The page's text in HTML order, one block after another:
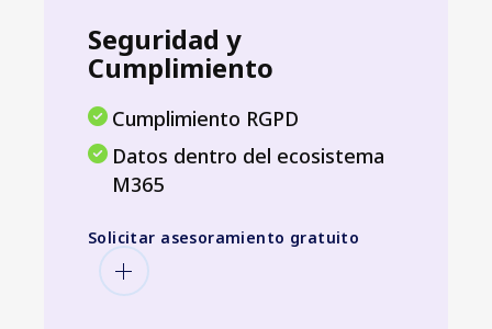
Seguridad y
Cumplimiento
Cumplimiento RGPD
Datos dentro del ecosistema
M365
Solicitar asesoramiento gratuito